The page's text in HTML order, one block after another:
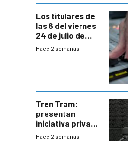
Los titulares de
las 6 del viernes
24 de julio de
2026
Hace 2 semanas
Tren Tram:
presentan
iniciativa privada
para una red de
Hace 2 semanas